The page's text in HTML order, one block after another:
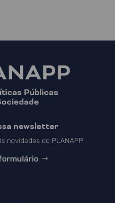
newsletter
novidades do PLANAPP